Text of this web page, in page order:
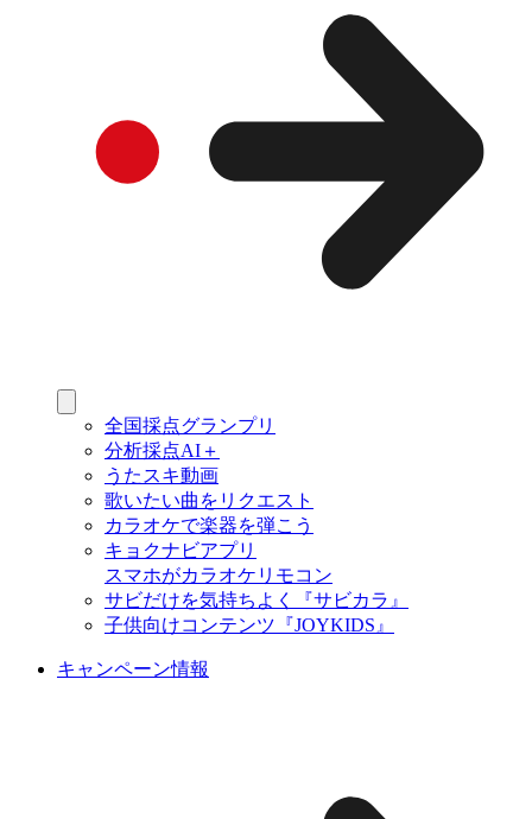
全国採点グランプリ
分析採点AI＋
うたスキ動画
歌いたい曲をリクエスト
カラオケで楽器を弾こう
キョクナビアプリ
スマホがカラオケリモコン
サビだけを気持ちよく『サビカラ』
子供向けコンテンツ『JOYKIDS』
キャンペーン情報